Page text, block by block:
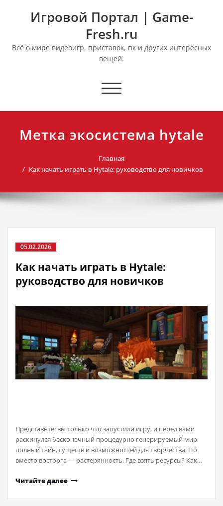
Игровой Портал | Game-
Fresh.ru
Всё о мире видеоигр, приставок, пк и других интересных
вещей.
Переключить
Метка экосистема hytale
Главная
Как начать играть в Hytale: руководство для новичков
05.02.2026
Как начать играть в Hytale:
руководство для новичков
Представьте: вы только что запустили игру, и перед вами
раскинулся бесконечный процедурно генерируемый мир,
полный тайн, существ и возможностей для творчества. Но
вместо восторга — растерянность. Где взять ресурсы? Как…
Читайте далее